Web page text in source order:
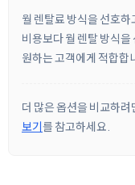
월 렌탈료 방식을 선호
비용보다 월 렌탈 방식
원하는 고객에게 적합합
더 많은 옵션을 비교하려
보기를 참고하세요.